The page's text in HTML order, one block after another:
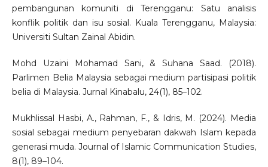
pembangunan komuniti di Terengganu: Satu analisis
konflik politik dan isu sosial. Kuala Terengganu, Malaysia:
Universiti Sultan Zainal Abidin.
Mohd Uzaini Mohamad Sani, & Suhana Saad. (2018).
Parlimen Belia Malaysia sebagai medium partisipasi politik
belia di Malaysia. Jurnal Kinabalu, 24(1), 85–102.
Mukhlissal Hasbi, A., Rahman, F., & Idris, M. (2024). Media
sosial sebagai medium penyebaran dakwah Islam kepada
generasi muda. Journal of Islamic Communication Studies,
8(1), 89–104.